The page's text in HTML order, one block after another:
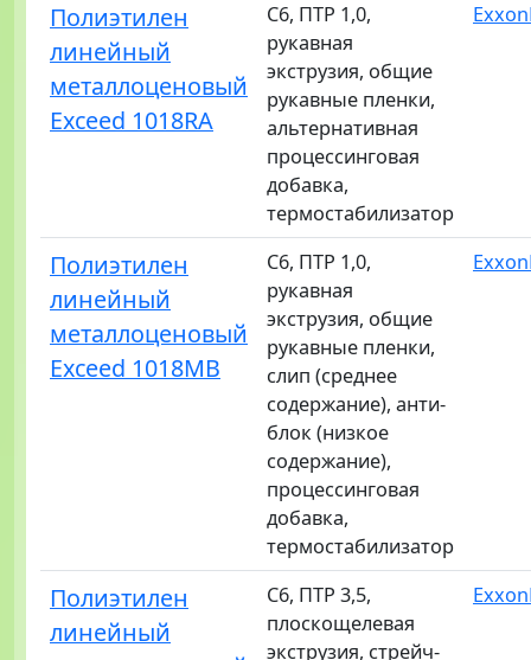
Полиэтилен
линейный
металлоценовый
Exceed 1018RA
C6, ПТР 1,0,
рукавная
экструзия, общие
рукавные пленки,
альтернативная
процессинговая
добавка,
термостабилизатор
Полиэтилен
линейный
металлоценовый
Exceed 1018MB
C6, ПТР 1,0,
рукавная
экструзия, общие
рукавные пленки,
слип (среднее
содержание), анти-
блок (низкое
содержание),
процессинговая
добавка,
термостабилизатор
Полиэтилен
линейный
C6, ПТР 3,5,
плоскощелевая
экструзия, стрейч-